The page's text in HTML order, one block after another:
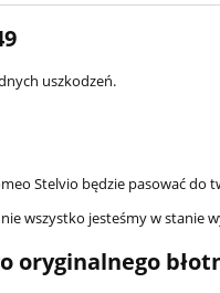
uszkodzeń.
Stelvio będzie pasować
wszystko jesteśmy w stanie
oryginalnego